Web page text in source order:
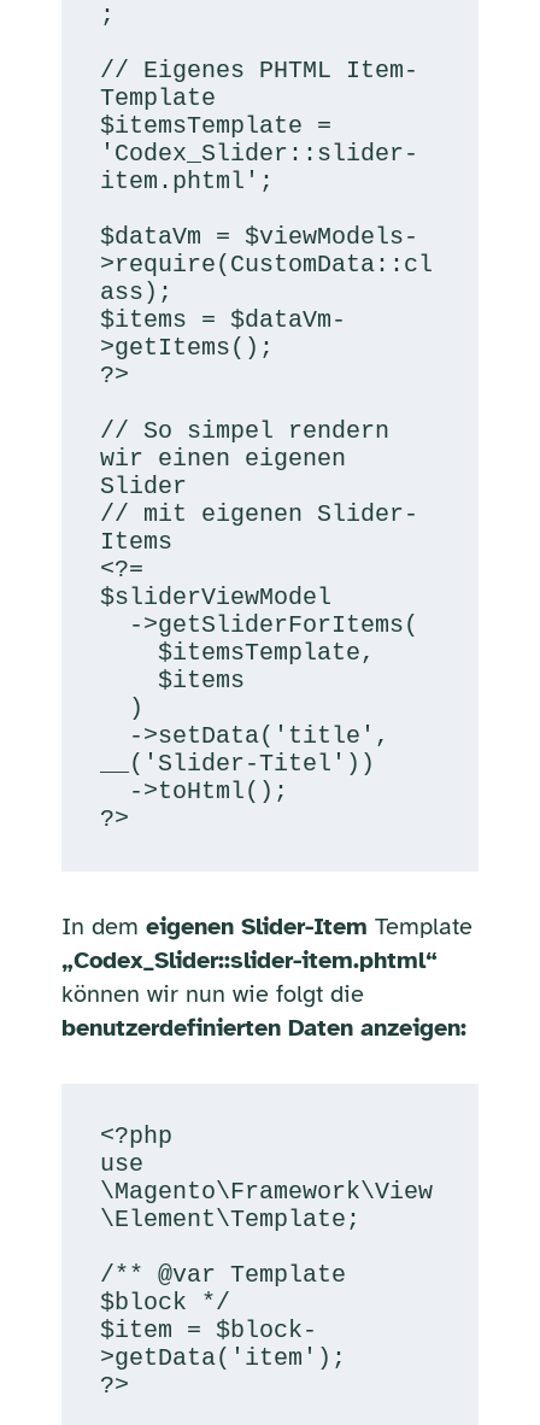
;
// Eigenes PHTML Item-
Template
$itemsTemplate =
'Codex_Slider::slider-
item.phtml';
$dataVm = $viewModels-
>require(CustomData::cl
ass);
$items = $dataVm-
>getItems();
?>
// So simpel rendern
wir einen eigenen
Slider
// mit eigenen Slider-
Items
<?=
$sliderViewModel
__('Slider-Titel'))
?>
In dem eigenen Slider-Item Template
„Codex_Slider::slider-item.phtml“
können wir nun wie folgt die
benutzerdefinierten Daten anzeigen:
<?php
use
\Magento\Framework\View
\Element\Template;
/** @var Template
$block */
$item = $block-
>getData('item');
?>